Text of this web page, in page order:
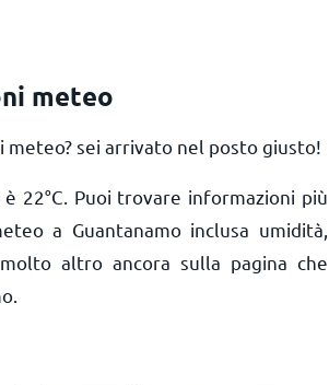
meteo
sei arrivato nel posto giusto!
è 22°C . Puoi trovare informazioni più
a Guantanamo inclusa umidità,
altro ancora sulla pagina che